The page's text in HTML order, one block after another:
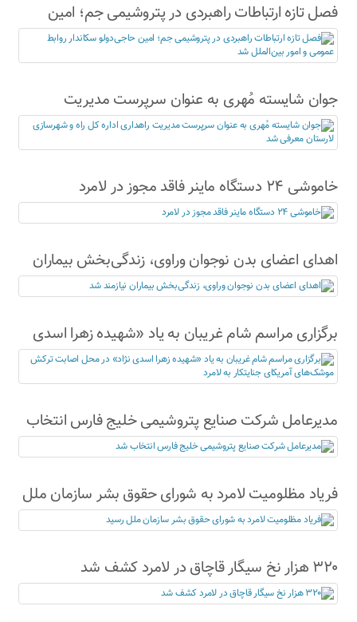
فصل تازه ارتباطات راهبردی در پتروشیمی جم؛ امین
حاجی‌دولو سکاندار روابط عمومی و امور بین‌الملل شد
جوان شایسته مُهری به عنوان سرپرست مدیریت
راهداری اداره کل راه و شهرسازی لارستان معرفی شد
خاموشی ۲۴ دستگاه ماینر فاقد مجوز در لامرد
اهدای اعضای بدن نوجوان وراوی، زندگی‌بخش بیماران
نیازمند شد
برگزاری مراسم شام غریبان به یاد «شهیده زهرا اسدی
نژاد» در محل اصابت ترکش موشک‌های آمریکای
جنایتکار به لامرد
مدیرعامل شرکت صنایع پتروشیمی خلیج فارس انتخاب
شد
فریاد مظلومیت لامرد به شورای حقوق بشر سازمان ملل
رسید
۳۲۰ هزار نخ سیگار قاچاق در لامرد کشف شد